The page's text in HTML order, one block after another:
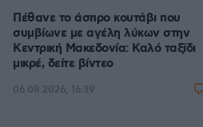
Πέθανε το άσπρο κουτάβι που
συμβίωνε με αγέλη λύκων στην
Κεντρική Μακεδονία: Καλό ταξίδι
μικρέ, δείτε βίντεο
06.08.2026, 16:39